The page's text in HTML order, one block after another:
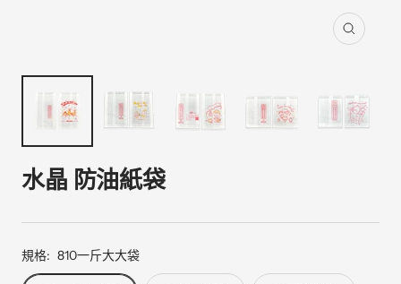
縮
水晶 防油紙袋
規格: 810一斤大大袋